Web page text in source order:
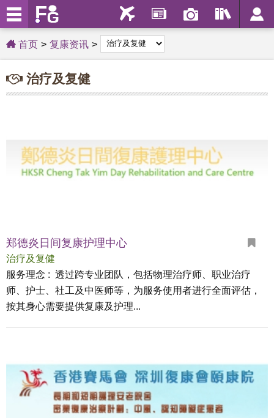
首页 复康资讯
治疗及复健
郑德炎日间复康护理中心
治疗及复健
服务理念 : 透过跨专业团队，包括物理治疗师、职业治疗
师、护士、社工及中医师等，为服务使用者进行全面评估，
按其身心需要提供复康及护理...